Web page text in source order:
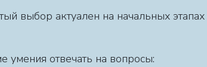
выбор актуален на начальных этапах
умения отвечать на вопросы: